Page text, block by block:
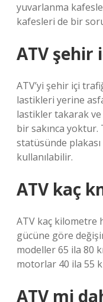
yuvarlanma
kafesleri de bir
ATV şehir
ATV’yi şehir içi
lastikleri yerine
lastikler takarak
bir sakınca
statüsünde plakası
kullanılabilir.
ATV kaç
ATV kaç kilometre
gücüne göre
modeller 65 ila 80
motorlar 40 ila 55
ATV mi